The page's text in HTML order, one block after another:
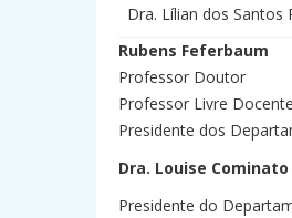
Dra. Lílian dos Santos
Rubens Feferbaum
Professor Doutor
Professor Livre
Presidente dos
Dra. Louise Cominato
Presidente do